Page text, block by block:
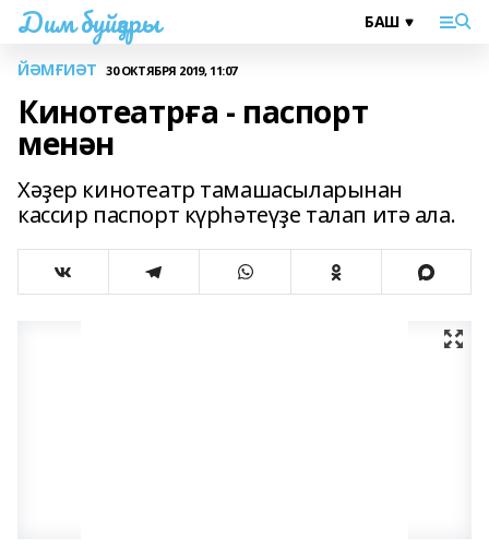
Дим буйҙары
ЙӘМҒИӘТ 30 ОКТЯБРЯ 2019, 11:07
Кинотеатрға - паспорт
менән
Хәҙер кинотеатр тамашасыларынан
кассир паспорт күрһәтеүҙе талап итә ала.